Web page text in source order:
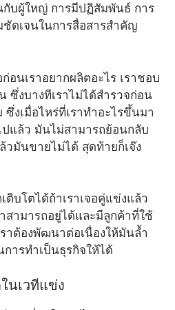
กับผู้ใหญ่ การมีปฏิสัมพันธ์ การ
ดเจนในการสื่อสารสำคัญ
อนเราอยากผลิตอะไร เราชอบ
ซึ่งบางทีเราไม่ได้สำรวจก่อน
ซึ่งเมื่อไหร่ที่เราทำอะไรขึ้นมา
ปแล้ว มันไม่สามารถย้อนกลับ
วมันขายไม่ได้ สุดท้ายก็เจ๊ง
ติบโตได้ถ้าเราเจอคู่แข่งแล้ว
สามารถอยู่ได้และมีลูกค้าที่ใช้
ราต้องพัฒนาต่อเนื่องให้มันล้ำ
ารทำเป็นธุรกิจให้ได้
นเวทีแข่ง